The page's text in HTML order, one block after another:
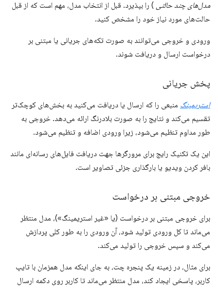
مدل‌های چند حالتی ) را بپذیرد. قبل از انتخاب مدل، مهم است که از قبل
حالت‌های مورد نیاز خود را مشخص کنید.
ورودی و خروجی می‌توانند به صورت تکه‌های جریانی یا مبتنی بر
درخواست ارسال و دریافت شوند.
پخش جریانی
استریمینگ منبعی را که ارسال یا دریافت می‌کنید به بخش‌های کوچک‌تر
تقسیم می‌کند و نتایج را به صورت بلادرنگ ارائه می‌دهد. خروجی به
طور مداوم تنظیم می‌شود، زیرا ورودی اضافه و تنظیم می‌شود.
این یک تکنیک رایج برای مرورگرها جهت دریافت فایل‌های رسانه‌ای مانند
بافر کردن ویدیو یا بارگذاری جزئی تصاویر است.
خروجی مبتنی بر درخواست
برای خروجی مبتنی بر درخواست (یا «غیر استریمینگ»)، مدل منتظر
می‌ماند تا کل ورودی تولید شود، آن ورودی را به طور کلی پردازش
می‌کند و سپس خروجی را تولید می‌کند.
برای مثال، در زمینه یک پنجره چت، به جای اینکه مدل همزمان با تایپ
کاربر، پاسخی ایجاد کند، مدل منتظر می‌ماند تا کاربر روی دکمه ارسال